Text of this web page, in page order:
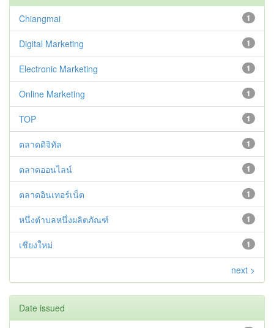
1
Chiangmai
1
Digital Marketing
1
Electronic Marketing
1
Online Marketing
1
TOP
1
ตลาดดิจิทัล
1
ตลาดออนไลน์
1
ตลาดอินเทอร์เน็ต
1
หนึ่งตำบลหนึ่งผลิตภัณฑ์
1
เชียงใหม่
next >
Date issued